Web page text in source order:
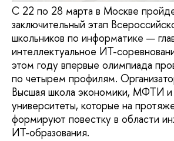
С 22 по 28 марта в Москве
заключительный этап
школьников по информатике —
интеллектуальное ИТ-
этом году впервые олимпиада
по четырем профилям.
Высшая школа экономики,
университеты, которые на
формируют повестку в области
ИТ-образования.